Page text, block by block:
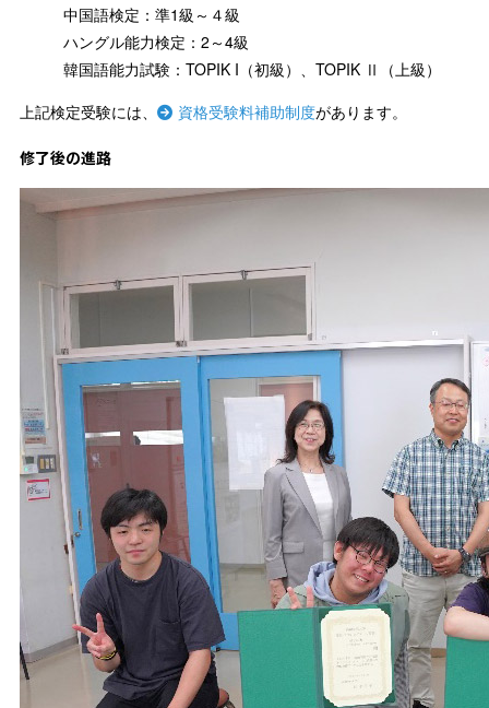
中国語検定：準1級～４級
ハングル能力検定：2～4級
韓国語能力試験：TOPIK I（初級）、TOPIK Ⅱ（上級）
上記検定受験には、
資格受験料補助制度があります。
修了後の進路